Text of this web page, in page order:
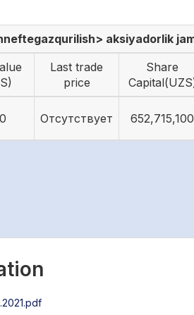
aksiyadorlik
Last trade
price
Share
Отсутствует 652,715,100